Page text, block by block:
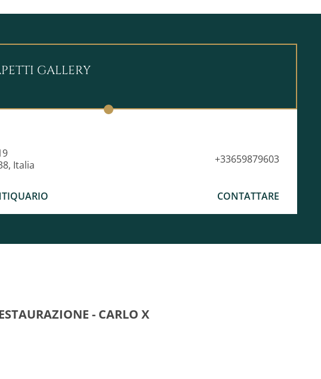
GALLERY
Italia
+33659879603
CONTATTARE
- CARLO X